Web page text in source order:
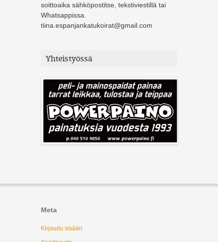
soittoaika sähköpostitse, tekstiviestillä tai
Whatsappissa.
tiina.espanjankatukoirat@gmail.com
Yhteistyössä
Meta
Kirjaudu sisään